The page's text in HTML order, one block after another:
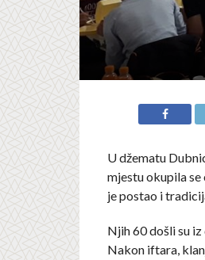
U džematu
mjestu okupila
je postao i
Njih 60 došli su
Nakon iftara,